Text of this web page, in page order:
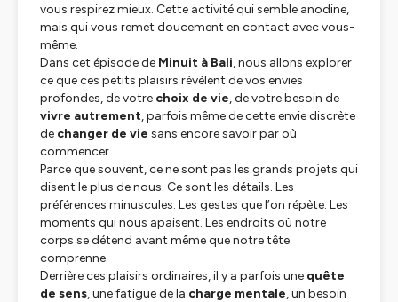
vous respirez mieux. Cette activité qui semble anodine,
mais qui vous remet doucement en contact avec vous-
même.
Dans cet épisode de Minuit à Bali, nous allons explorer
ce que ces petits plaisirs révèlent de vos envies
profondes, de votre choix de vie, de votre besoin de
vivre autrement, parfois même de cette envie discrète
de changer de vie sans encore savoir par où
commencer.
Parce que souvent, ce ne sont pas les grands projets qui
disent le plus de nous. Ce sont les détails. Les
préférences minuscules. Les gestes que l’on répète. Les
moments qui nous apaisent. Les endroits où notre
corps se détend avant même que notre tête
comprenne.
Derrière ces plaisirs ordinaires, il y a parfois une quête
de sens, une fatigue de la charge mentale, un besoin